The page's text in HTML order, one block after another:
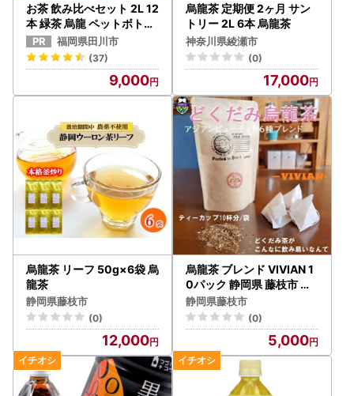
お茶 飲み比べセット 2L 12
本 緑茶 烏龍 ペットボトル
お茶
福岡県田川市
(37)
9,000
烏龍茶 定期便 2ヶ月 サン
トリー 2L 6本 烏龍茶
神奈川県綾瀬市
(0)
17,000
烏龍茶 リーフ 50g×6袋 烏
龍茶
静岡県藤枝市
(0)
12,000
烏龍茶 ブレンド VIVIAN 1
0パック 静岡県 藤枝市 烏
龍茶
静岡県藤枝市
(0)
5,000